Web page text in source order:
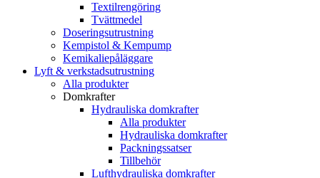
Textilrengöring
Tvättmedel
Doseringsutrustning
Kempistol & Kempump
Kemikaliepåläggare
Lyft & verkstadsutrustning
Alla produkter
Domkrafter
Hydrauliska domkrafter
Alla produkter
Hydrauliska domkrafter
Packningssatser
Tillbehör
Lufthydrauliska domkrafter